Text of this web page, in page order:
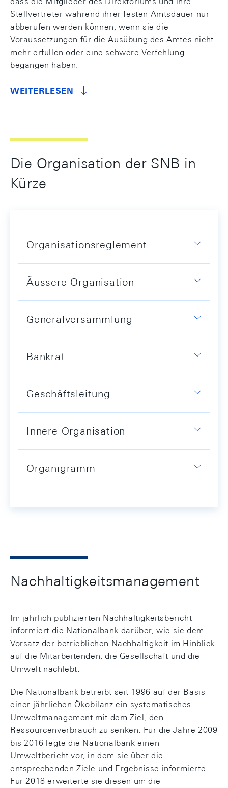
Stellvertreter während ihrer festen Amtsdauer nur
abberufen werden können, wenn sie die
Voraussetzungen für die Ausübung des Amtes nicht
mehr erfüllen oder eine schwere Verfehlung
begangen haben.
WEITERLESEN
Die Organisation der SNB in
Kürze
Organisationsreglement
Äussere Organisation
Generalversammlung
Bankrat
Geschäftsleitung
Innere Organisation
Organigramm
Nachhaltigkeitsmanagement
Im jährlich publizierten Nachhaltigkeitsbericht
informiert die Nationalbank darüber, wie sie dem
Vorsatz der betrieblichen Nachhaltigkeit im Hinblick
auf die Mitarbeitenden, die Gesellschaft und die
Umwelt nachlebt.
Die Nationalbank betreibt seit 1996 auf der Basis
einer jährlichen Ökobilanz ein systematisches
Umweltmanagement mit dem Ziel, den
Ressourcenverbrauch zu senken. Für die Jahre 2009
bis 2016 legte die Nationalbank einen
Umweltbericht vor, in dem sie über die
entsprechenden Ziele und Ergebnisse informierte.
Für 2018 erweiterte sie diesen um die